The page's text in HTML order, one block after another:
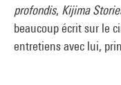
profondis, Kijima
beaucoup écrit sur le
entretiens avec lui,